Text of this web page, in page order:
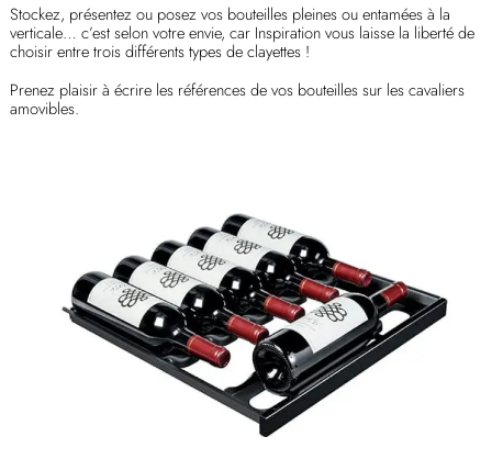
Stockez, présentez ou posez vos bouteilles pleines ou entamées à la
verticale… c’est selon votre envie, car Inspiration vous laisse la liberté de
choisir entre trois différents types de clayettes !
Prenez plaisir à écrire les références de vos bouteilles sur les cavaliers
amovibles.